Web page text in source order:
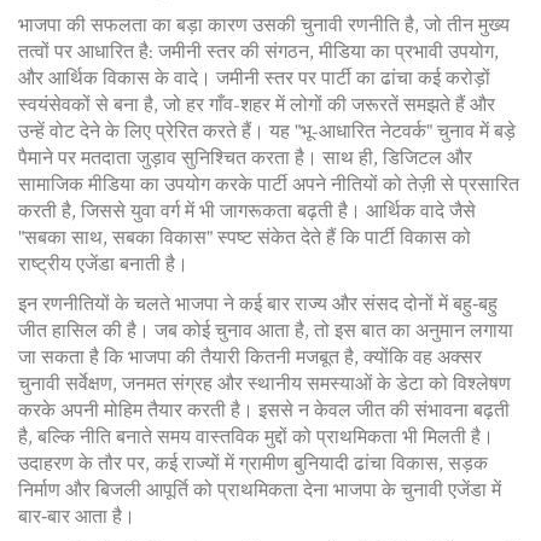
भाजपा की सफलता का बड़ा कारण उसकी चुनावी रणनीति है, जो तीन मुख्य
तत्वों पर आधारित है: जमीनी स्तर की संगठन, मीडिया का प्रभावी उपयोग,
और आर्थिक विकास के वादे। जमीनी स्तर पर पार्टी का ढांचा कई करोड़ों
स्वयंसेवकों से बना है, जो हर गाँव-शहर में लोगों की जरूरतें समझते हैं और
उन्हें वोट देने के लिए प्रेरित करते हैं। यह "भू-आधारित नेटवर्क" चुनाव में बड़े
पैमाने पर मतदाता जुड़ाव सुनिश्चित करता है। साथ ही, डिजिटल और
सामाजिक मीडिया का उपयोग करके पार्टी अपने नीतियों को तेज़ी से प्रसारित
करती है, जिससे युवा वर्ग में भी जागरूकता बढ़ती है। आर्थिक वादे जैसे
"सबका साथ, सबका विकास" स्पष्ट संकेत देते हैं कि पार्टी विकास को
राष्ट्रीय एजेंडा बनाती है।
इन रणनीतियों के चलते भाजपा ने कई बार राज्य और संसद दोनों में बहु‑बहु
जीत हासिल की है। जब कोई चुनाव आता है, तो इस बात का अनुमान लगाया
जा सकता है कि भाजपा की तैयारी कितनी मजबूत है, क्योंकि वह अक्सर
चुनावी सर्वेक्षण, जनमत संग्रह और स्थानीय समस्याओं के डेटा को विश्लेषण
करके अपनी मोहिम तैयार करती है। इससे न केवल जीत की संभावना बढ़ती
है, बल्कि नीति बनाते समय वास्तविक मुद्दों को प्राथमिकता भी मिलती है।
उदाहरण के तौर पर, कई राज्यों में ग्रामीण बुनियादी ढांचा विकास, सड़क
निर्माण और बिजली आपूर्ति को प्राथमिकता देना भाजपा के चुनावी एजेंडा में
बार‑बार आता है।